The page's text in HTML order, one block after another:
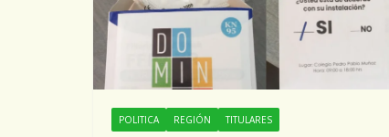
POLITICA REGIÓN TITULARES